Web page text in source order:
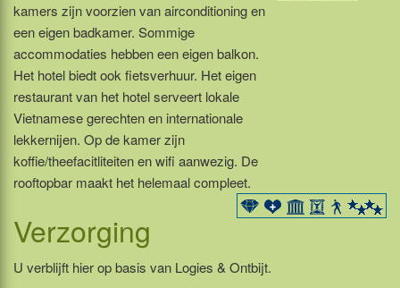
kamers zijn voorzien van airconditioning en
een eigen badkamer. Sommige
accommodaties hebben een eigen balkon.
Het hotel biedt ook fietsverhuur. Het eigen
restaurant van het hotel serveert lokale
Vietnamese gerechten en internationale
lekkernijen. Op de kamer zijn
koffie/theefacitliteiten en wifi aanwezig. De
rooftopbar maakt het helemaal compleet.
Verzorging
U verblijft hier op basis van Logies & Ontbijt.